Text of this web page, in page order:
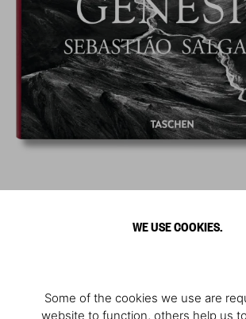
WE USE COOKIES.
Some of the cookies we use are
website to function, others help us